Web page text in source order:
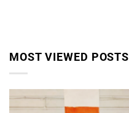
MOST VIEWED POSTS